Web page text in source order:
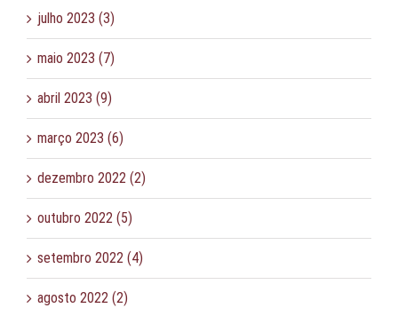
julho 2023 (3)
maio 2023 (7)
abril 2023 (9)
março 2023 (6)
dezembro 2022 (2)
outubro 2022 (5)
setembro 2022 (4)
agosto 2022 (2)